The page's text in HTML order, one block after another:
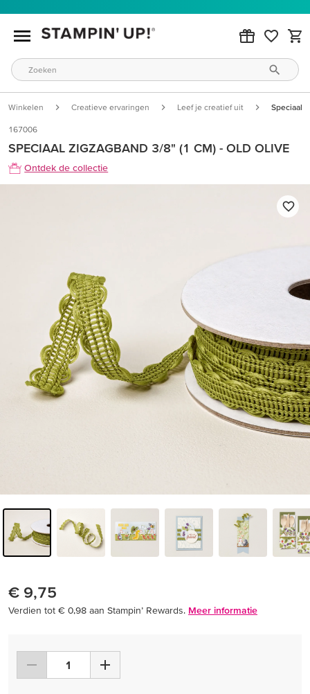
Winkelen Creatieve ervaringen Leef je creatief uit Speciaal
167006
SPECIAAL ZIGZAGBAND 3/8" (1 CM) - OLD OLIVE
Ontdek de collectie
€ 9,75
Verdien tot € 0,98 aan Stampin’ Rewards. Meer informatie